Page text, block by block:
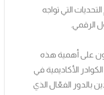
التي تواجه
الرقمي.
على أهمية هذه
الأكاديمية في
بالدور الفعّال الذي